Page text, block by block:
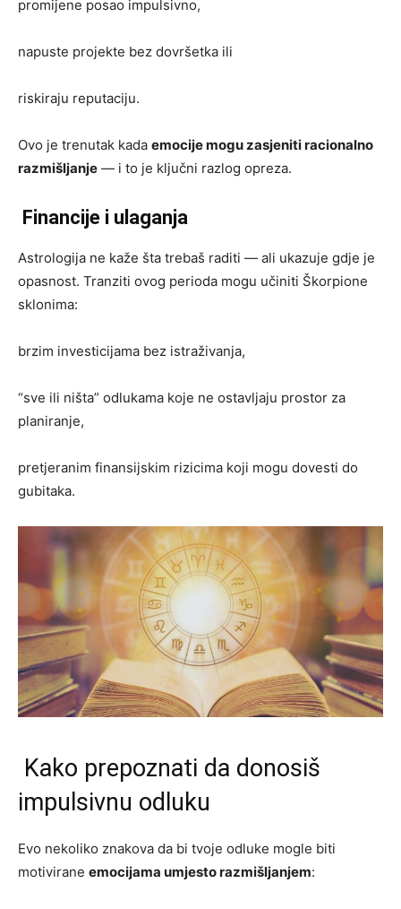
promijene posao impulsivno,
napuste projekte bez dovršetka ili
riskiraju reputaciju.
Ovo je trenutak kada emocije mogu zasjeniti racionalno
razmišljanje — i to je ključni razlog opreza.
Financije i ulaganja
Astrologija ne kaže šta trebaš raditi — ali ukazuje gdje je
opasnost. Tranziti ovog perioda mogu učiniti Škorpione
sklonima:
brzim investicijama bez istraživanja,
“sve ili ništa” odlukama koje ne ostavljaju prostor za
planiranje,
pretjeranim finansijskim rizicima koji mogu dovesti do
gubitaka.
Kako prepoznati da donosiš
impulsivnu odluku
Evo nekoliko znakova da bi tvoje odluke mogle biti
motivirane emocijama umjesto razmišljanjem: